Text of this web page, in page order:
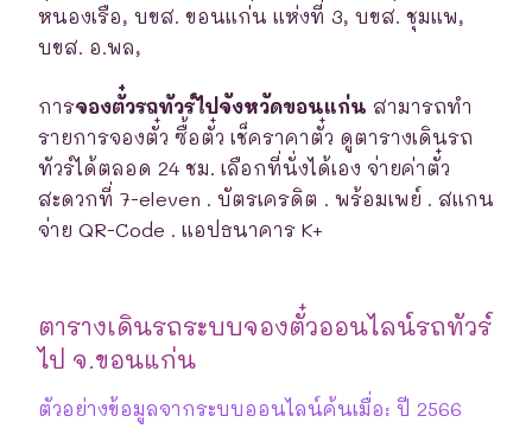
หนองเรือ, บขส. ขอนแก่น แห่งที่ 3, บขส. ชุมแพ,
บขส. อ.พล,
การจองตั๋วรถทัวร์ไปจังหวัดขอนแก่น สามารถทำ
รายการจองตั๋ว ซื้อตั๋ว เช็คราคาตั๋ว ดูตารางเดินรถ
ทัวร์ได้ตลอด 24 ชม. เลือกที่นั่งได้เอง จ่ายค่าตั๋ว
สะดวกที่ 7-eleven . บัตรเครดิต . พร้อมเพย์ . สแกน
จ่าย QR-Code . แอปธนาคาร K+
ตารางเดินรถระบบจองตั๋วออนไลน์รถทัวร์
ไป จ.ขอนแก่น
ตัวอย่างข้อมูลจากระบบออนไลน์ค้นเมื่อ: ปี 2566